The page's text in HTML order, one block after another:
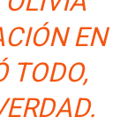
EN
TODO,